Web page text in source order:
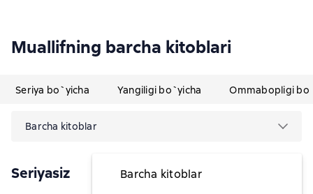
Muallifning barcha kitoblari
Seriya bo`yicha Yangiligi bo`yicha Ommabopligi
Barcha kitoblar
Barcha kitoblar
Seriyasiz